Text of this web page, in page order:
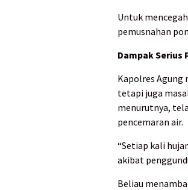
Untuk
pemusnahan
Dampak Serius
Kapolres Agung
tetapi juga
menurutnya,
pencemaran air.
“Setiap kali
akibat
Beliau